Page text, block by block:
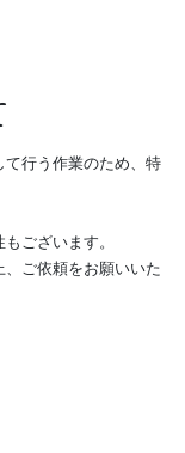
行う作業のため、特
ございます。
ご依頼をお願いいた